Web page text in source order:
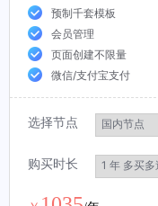
预制千套模板
会员管理
页面创建不限量
微信/支付宝支付
选择节点
购买时长